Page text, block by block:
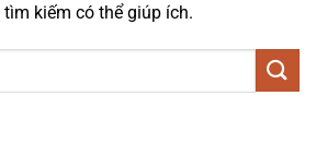
kiếm có thể giúp ích.